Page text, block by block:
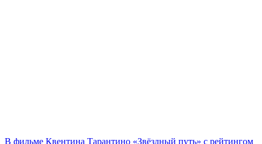
В фильме Квентина Тарантино «Звёздный путь» с рейтингом